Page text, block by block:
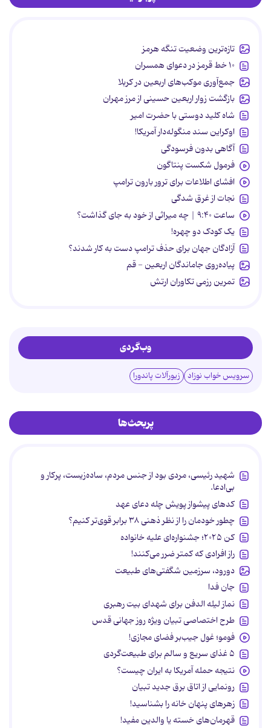
تازه‌ترین وضعیت تنگه هرمز
۱۰ خط قرمز در دعوای همسران
جمع‌آوری موکب‌های اربعین در کربلا
بازگشت زوار اربعین حسینی از مرز مهران
شاه کلید دوستی با حضرت امیر
اوکراین سند منگوله‌دار آمریکا!
آگاهی بدون فرسودگی
فرمول شکست پنتاگون
افشای اطلاعات برای ترور بارون ترامپ
نجات از غرق شدگی
ساعت ۹:۴۰ | چه میراثی از خود به جای گذاشت؟
یک کودک دو چهره!
آزادگان جهان برای حذف ترامپ دست به کار شدند؟
پیاده‌روی جاماندگان اربعین - قم
تمرین رزمی تکاوران ارتش
وب‌گردی
سرویس خواب نوزاد زیورآلات پاندورا
پربحث‌ها
شهید رئیسی، مردی بود از جنس مردم، ساده‌زیست، پرکار و
بی‌ادعا.
کدهای پیشواز پویش چله دعای عهد
چطور خودمان را از نظر ذهنی ۳۸ برابر قوی‌تر کنیم؟
کن ۲۰۲۵؛ جشنواره‌ای علیه خانواده
راز افرادی که کمتر ضرر می‌کنند!
دورود، سرزمین شگفتی‌های طبیعت
جان فدا
نماز لیله الدفن برای شهدای بیت رهبری
طرح اختصاصی تبیان ویژه روز جهانی قدس
فومو؛ غول جیب‌بر فضای مجازی!
۵ غذای سریع و سالم برای طبیعت‌گردی
نتیجه حمله آمریکا به ایران چیست؟
رونمایی از اتاق برق جدید تبیان
زهرهای پنهان خانه را بشناسید!
قهرمان‌های خسته یا والدین مفید!